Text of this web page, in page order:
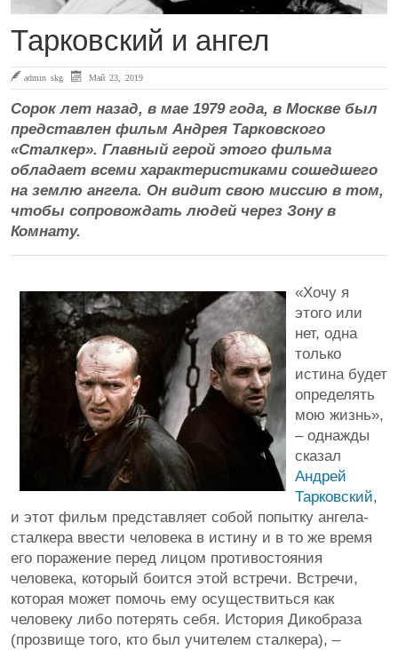
Тарковский и ангел
admin skg Май 23, 2019
Сорок лет назад, в мае 1979 года, в Москве был
представлен фильм Андрея Тарковского
«Сталкер». Главный герой этого фильма
обладает всеми характеристиками сошедшего
на землю ангела. Он видит свою миссию в том,
чтобы сопровождать людей через Зону в
Комнату.
«Хочу я
этого или
нет, одна
только
истина будет
определять
мою жизнь»,
– однажды
сказал
Андрей
Тарковский,
и этот фильм представляет собой попытку ангела-
сталкера ввести человека в истину и в то же время
его поражение перед лицом противостояния
человека, который боится этой встречи. Встречи,
которая может помочь ему осуществиться как
человеку либо потерять себя. История Дикобраза
(прозвище того, кто был учителем сталкера), –